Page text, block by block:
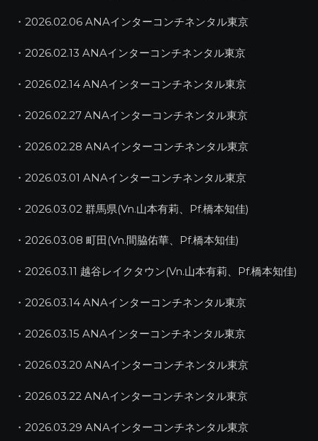
・2026.02.06 ANAインターコンチネンタル東京
・2026.02.13 ANAインターコンチネンタル東京
・2026.02.14 ANAインターコンチネンタル東京
・2026.02.27 ANAインターコンチネンタル東京
・2026.02.28 ANAインターコンチネンタル東京
・2026.03.01 ANAインターコンチネンタル東京
・2026.03.02 群馬県(Vn.山本有莉、Pf.橋本知佳)
・2026.03.08 町田(Vn.間脇佑華、Pf.橋本知佳)
・2026.03.11 越谷レイクタウン(Vn.山本有莉、Pf.橋本知佳)
・2026.03.14 ANAインターコンチネンタル東京
・2026.03.15 ANAインターコンチネンタル東京
・2026.03.20 ANAインターコンチネンタル東京
・2026.03.22 ANAインターコンチネンタル東京
・2026.03.29 ANAインターコンチネンタル東京